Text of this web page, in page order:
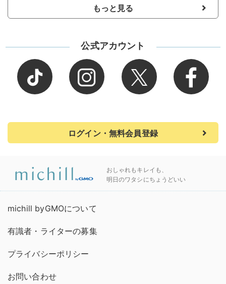
もっと見る
公式アカウント
ログイン・無料会員登録
おしゃれもキレイも、
明日のワタシにちょうどいい
michill byGMOについて
有識者・ライターの募集
プライバシーポリシー
お問い合わせ